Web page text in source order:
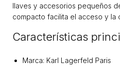
llaves y accesorios pequeños
compacto facilita el acceso y la
Características
Marca: Karl Lagerfeld Paris